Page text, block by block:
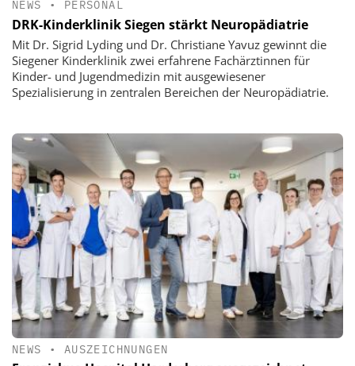
NEWS • PERSONAL
DRK-Kinderklinik Siegen stärkt Neuropädiatrie
Mit Dr. Sigrid Lyding und Dr. Christiane Yavuz gewinnt die
Siegener Kinderklinik zwei erfahrene Fachärztinnen für
Kinder- und Jugendmedizin mit ausgewiesener
Spezialisierung in zentralen Bereichen der Neuropädiatrie.
NEWS • AUSZEICHNUNGEN